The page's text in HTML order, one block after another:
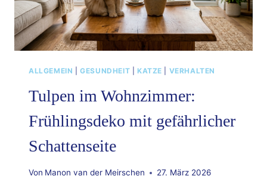
ALLGEMEIN |GESUNDHEIT KATZE VERHALTEN
Tulpen im Wohnzimmer:
Frühlingsdeko mit gefährlicher
Schattenseite
Von Manon van der Meirschen 27. März 2026